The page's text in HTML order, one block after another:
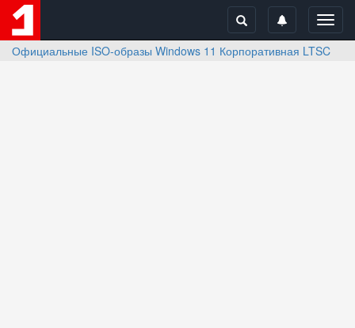
Официальные ISO-образы Windows 11 Корпоративная LTSC